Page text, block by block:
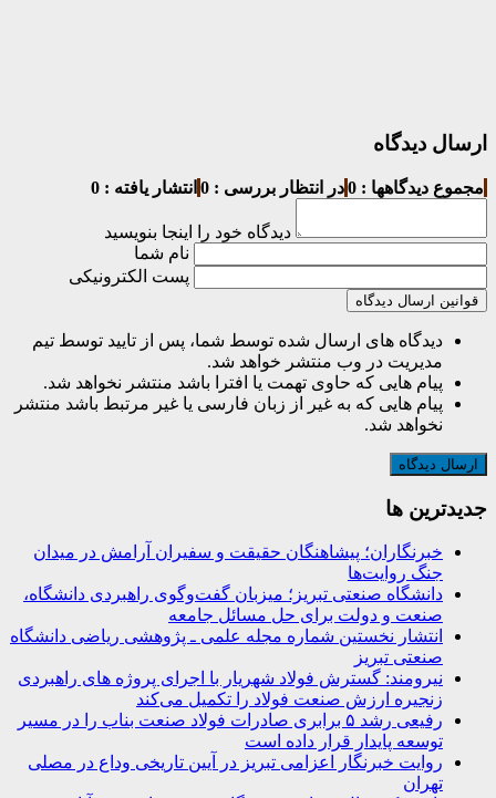
ارسال دیدگاه
مجموع دیدگاهها : 0 در انتظار بررسی : 0 انتشار یافته : 0
دیدگاه خود را اینجا بنویسید
نام شما
پست الکترونیکی
قوانین ارسال دیدگاه
دیدگاه های ارسال شده توسط شما، پس از تایید توسط تیم
مدیریت در وب منتشر خواهد شد.
پیام هایی که حاوی تهمت یا افترا باشد منتشر نخواهد شد.
پیام هایی که به غیر از زبان فارسی یا غیر مرتبط باشد منتشر
نخواهد شد.
جديدترين ها
خبرنگاران؛ پیشاهنگان حقیقت و سفیران آرامش در میدان
جنگ روایت‌ها
دانشگاه صنعتی تبریز؛ میزبان گفت‌وگوی راهبردی دانشگاه،
صنعت و دولت برای حل مسائل جامعه
انتشار نخستین شماره مجله علمی ـ پژوهشی ریاضی دانشگاه
صنعتی تبریز
نیرومند: گسترش فولاد شهریار با اجرای پروژه های راهبردی
زنجیره ارزش صنعت فولاد را تکمیل می‌کند
رفیعی رشد ۵ برابری صادرات فولاد صنعت بناب را در مسیر
توسعه پایدار قرار داده است
روایت خبرنگار اعزامی تبریز در آیین تاریخی وداع در مصلی
تهران